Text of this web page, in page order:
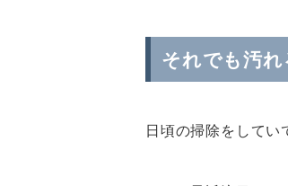
それでも汚
日頃の掃除をしてい